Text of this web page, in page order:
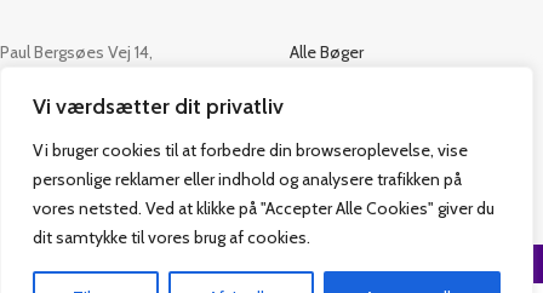
Vi værdsætter dit privatliv
Vi bruger cookies til at forbedre din browseroplevelse, vise
personlige reklamer eller indhold og analysere trafikken på
vores netsted. Ved at klikke på "Accepter Alle Cookies" giver du
dit samtykke til vores brug af cookies.
Paul Bergsøes Vej 14,
CVR: 42813915
admin@vakifforlag.dk
+45 26 24 2354
Alle Bøger
Kontakt